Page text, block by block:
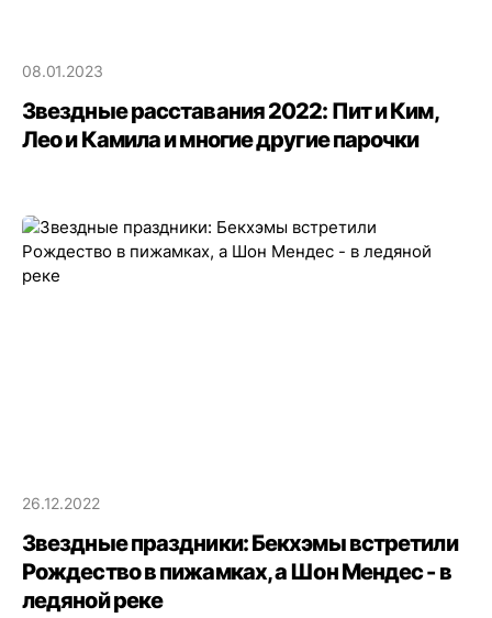
08.01.2023
Звездные расставания 2022: Пит и Ким,
Лео и Камила и многие другие парочки
26.12.2022
Звездные праздники: Бекхэмы встретили
Рождество в пижамках, а Шон Мендес - в
ледяной реке